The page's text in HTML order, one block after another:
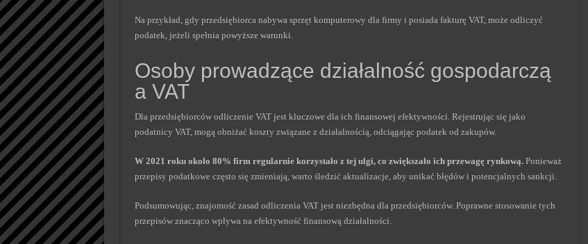
Na przykład, gdy przedsiębiorca nabywa sprzęt komputerowy dla firmy i posiada fakturę VAT, może odliczyć
podatek, jeżeli spełnia powyższe warunki.
Osoby prowadzące działalność gospodarczą
a VAT
Dla przedsiębiorców odliczenie VAT jest kluczowe dla ich finansowej efektywności. Rejestrując się jako
podatnicy VAT, mogą obniżać koszty związane z działalnością, odciągając podatek od zakupów.
W 2021 roku około 80% firm regularnie korzystało z tej ulgi, co zwiększało ich przewagę rynkową.Ponieważ
przepisy podatkowe często się zmieniają, warto śledzić aktualizacje, aby unikać błędów i potencjalnych sankcji.
Podsumowując, znajomość zasad odliczenia VAT jest niezbędna dla przedsiębiorców. Poprawne stosowanie tych
przepisów znacząco wpływa na efektywność finansową działalności.